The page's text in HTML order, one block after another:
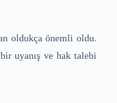
oldukça önemli oldu.
uyanış ve hak talebi